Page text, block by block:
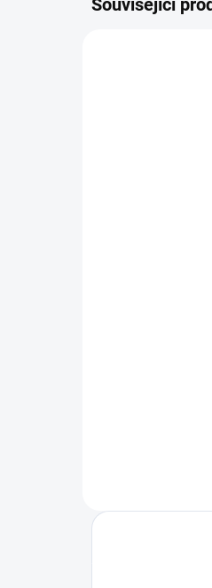
Související
dokázal být
Díky produktu